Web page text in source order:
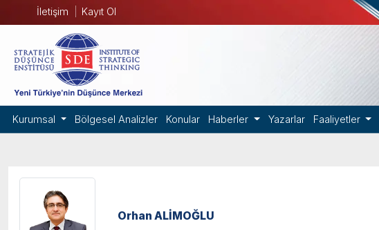
İletişim Kayıt Ol
Kurumsal Bölgesel Analizler Konular Haberler Yazarlar Faaliyetler
Orhan ALİMOĞLU